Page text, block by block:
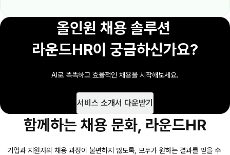
올인원 채용 솔루션
라운드HR이 궁금하신가요?
AI로 똑똑하고 효율적인 채용을 시작해보세요.
서비스 소개서 다운받기
함께하는 채용 문화, 라운드HR
기업과 지원자의 채용 과정이 불편하지 않도록, 모두가 원하는 결과를 얻을 수